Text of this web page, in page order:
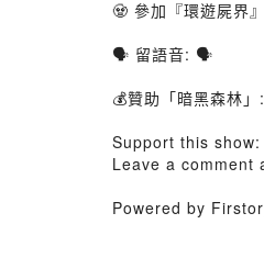
🧟 參加『環遊屍界
🗣️ 留語音: 🗣️
💰贊助「暗黑森林」
Support this show:
Leave a comment
Powered by